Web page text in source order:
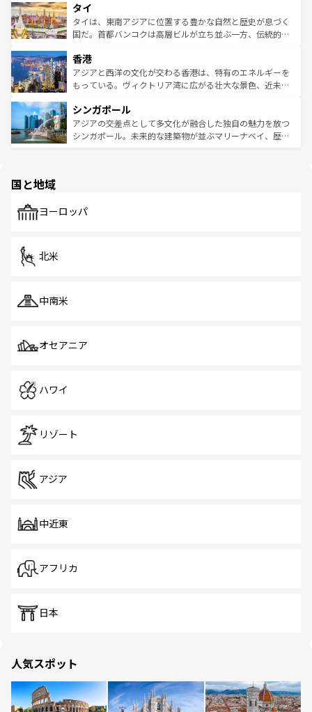
リティに包まれながら、韓国の多彩な魅力を心ゆくまで味
わってみてほしい。 なお、新着の韓国情報はコンテンツ一
覧を参照してほしい。
急速な発展と共に伝統が息づく。ハノイの古い町並みやホ
ーチミン市のフランス統治時代の建物も、独特の雰囲気を
醸し出している。また、バラエティの豊かさとおいしさで
とつ。フォーやバインミー、ベトナムコーヒーなどは、ぜ
ひ現地で味わいたい。どの地域を訪れてもあたたかい人々
が旅行者を迎えてくれるので、きっと忘れられない旅にな
参照してほしい。
タイ
タイは、東南アジアに位置する豊かな自然と歴史が息づく
国だ。首都バンコクは高層ビルが立ち並ぶ一方、伝統的な
の活気が交差している。北部ではチェンマイなどの山岳地
帯で自然と触れ合い、南部ではプーケットやクラビの美し
いビーチでリゾート気分を楽しむことができる。タイ料理
激する。気候は一年中温暖で、どの季節にも異なる楽しみ
が待っている。親しみやすいタイの人々、仏教を中心とし
た文化、そして多様な観光資源が、訪れる旅人を魅了し続
香港
アジアと西洋の文化が交わる香港は、特有のエネルギーを
もっている。ヴィクトリア湾に広がる壮大な景色、近未来
み、どこを訪れても感動するはず。観光スポットが密集し
ており、効率よく見どころを回れるのも魅力。息をのむよ
うな絶景から文化的な体験まで、香港を存分に楽しみ尽く
シンガポール
アジアの交差点として多文化が融合した独自の魅力を放つ
シンガポール。未来的な建築物が並ぶマリーナベイ、歴史
で、ホーカーズは地元の風情を楽しめる外せないスポット
国と地域
ヨーロッパ
北米
中南米
オセアニア
ハワイ
リゾート
アジア
中近東
アフリカ
日本
人気スポット